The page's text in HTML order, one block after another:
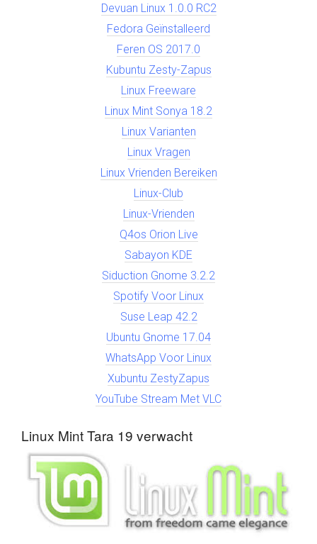
Devuan Linux 1.0.0 RC2
Fedora Geïnstalleerd
Feren OS 2017.0
Kubuntu Zesty-Zapus
Linux Freeware
Linux Mint Sonya 18.2
Linux Varianten
Linux Vragen
Linux Vrienden Bereiken
Linux-Club
Linux-Vrienden
Q4os Orion Live
Sabayon KDE
Siduction Gnome 3.2.2
Spotify Voor Linux
Suse Leap 42.2
Ubuntu Gnome 17.04
WhatsApp Voor Linux
Xubuntu ZestyZapus
YouTube Stream Met VLC
Linux Mint Tara 19 verwacht